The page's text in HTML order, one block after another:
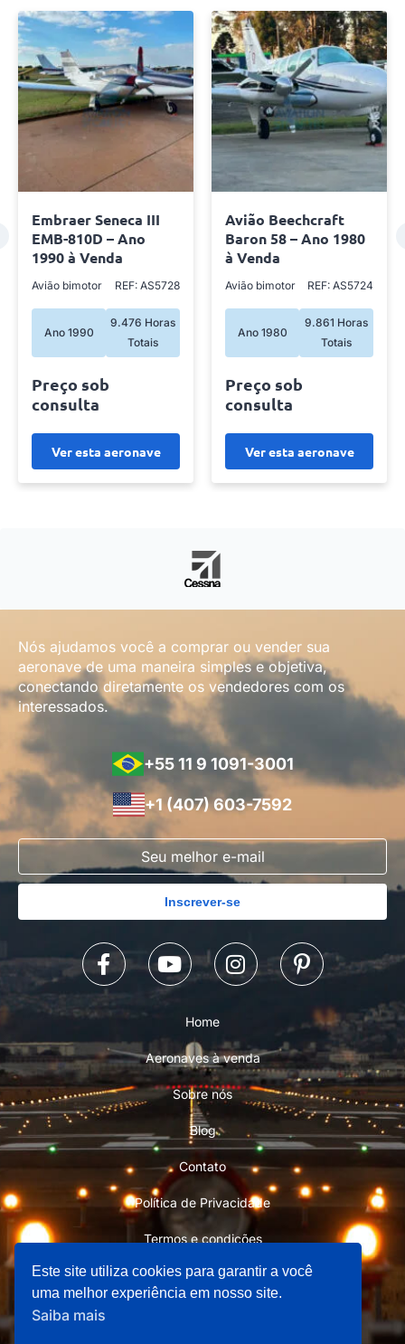
Embraer Seneca III
EMB-810D – Ano
1990 à Venda
Avião bimotor REF: AS5728
Ano 1990
9.476 Horas
Totais
Ver esta aeronave
Preço sob
consulta
Avião Beechcraft
Baron 58 – Ano 1980
à Venda
Avião bimotor REF: AS5724
Ano 1980
9.861 Horas
Totais
Ver esta aeronave
Preço sob
consulta
Nós ajudamos você a comprar ou vender sua
aeronave de uma maneira simples e objetiva,
conectando diretamente os vendedores com os
interessados.
+55 11 9 1091-3001
+1 (407) 603-7592
Inscrever-se
Home
Aeronaves à venda
Sobre nós
Blog
Contato
Política de Privacidade
Termos e condições
Este site utiliza cookies para garantir a você
uma melhor experiência em nosso site.
Saiba mais